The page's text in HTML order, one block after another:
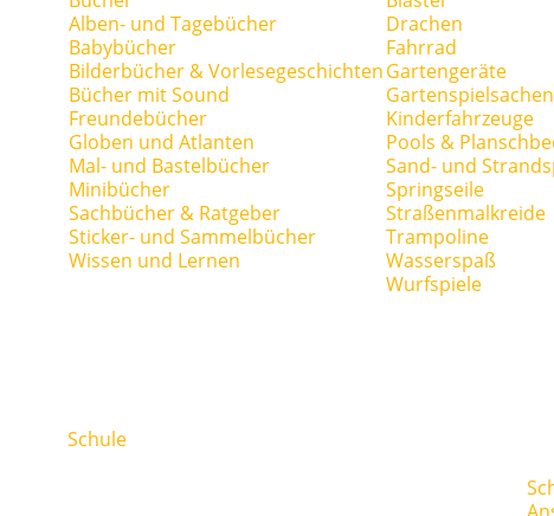
Alben- und Tagebücher
Babybücher
Bilderbücher & Vorlesegeschichten
Bücher mit Sound
Freundebücher
Globen und Atlanten
Mal- und Bastelbücher
Minibücher
Sachbücher & Ratgeber
Sticker- und Sammelbücher
Wissen und Lernen
Drachen
Fahrrad
Gartengeräte
Gartenspielsachen
Kinderfahrzeuge
Pools &
Sand- und
Springseile
Straßenmalkreide
Trampoline
Wasserspaß
Wurfspiele
Schule